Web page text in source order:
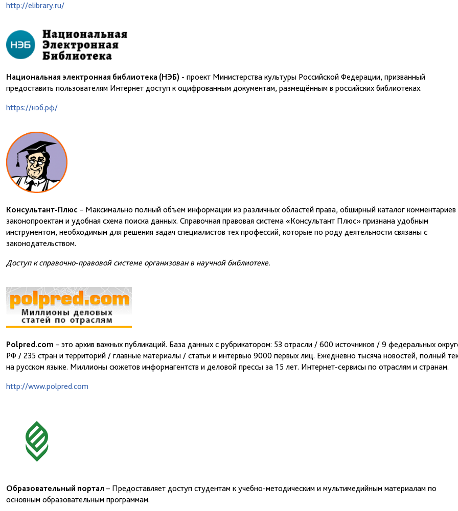
http://elibrary.ru/
Национальная электронная библиотека (НЭБ) - проект Министерства культуры Российской Федерации, призванный
предоставить пользователям Интернет доступ к оцифрованным документам, размещённым в российских библиотеках.
https://нэб.рф/
Консультант-Плюс – Максимально полный объем информации из различных областей права, обширный каталог комментариев
законопроектам и удобная схема поиска данных. Справочная правовая система «Консультант Плюс» признана удобным
инструментом, необходимым для решения задач специалистов тех профессий, которые по роду деятельности связаны с
законодательством.
Доступ к справочно-правовой системе организован в научной библиотеке.
Polpred.com – это архив важных публикаций. База данных с рубрикатором: 53 отрасли / 600 источников / 9 федеральных
РФ / 235 стран и территорий / главные материалы / статьи и интервью 9000 первых лиц. Ежедневно тысяча новостей, полный
на русском языке. Миллионы сюжетов информагентств и деловой прессы за 15 лет. Интернет-сервисы по отраслям и странам.
http://www.polpred.com
Образовательный портал – Предоставляет доступ студентам к учебно-методическим и мультимедийным материалам по
основным образовательным программам.